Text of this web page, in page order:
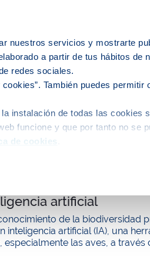
nuestros servicios y mostrarte
a partir de tus hábitos de
redes sociales.
También puedes permitir
instalación de todas las cookies
funcione y que por tanto no se
de cookies
artificial
de la biodiversidad
inteligencia artificial (IA), una
las aves, a través